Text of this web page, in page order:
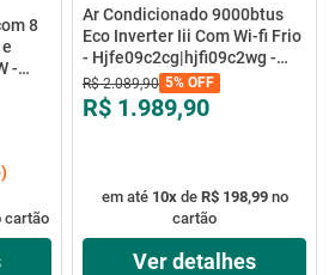
8
-
cartão
Ar Condicionado 9000btus
Eco Inverter Iii Com Wi-fi Frio
- Hjfe09c2cg|hjfi09c2wg -
Elgin
R$ 2.089,90 5% OFF
R$ 1.989,90
em até 10xde R$ 198,99no
cartão
Ver detalhes